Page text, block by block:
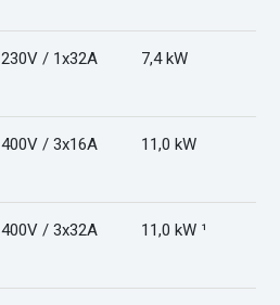
230V / 1x32A 7,4 kW
400V / 3x16A 11,0 kW
400V / 3x32A 11,0 kW ¹